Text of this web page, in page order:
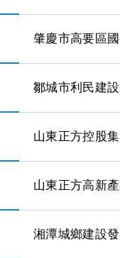
肇慶市高要區
鄒城市利民建
山東正方控股
山東正方高新
湘潭城鄉建設